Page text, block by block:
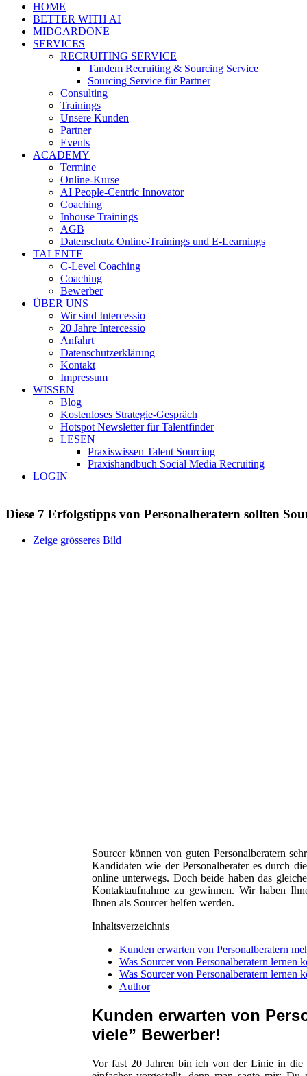
HOME
BETTER WITH AI
MIDGARDONE
SERVICES
RECRUITING SERVICE
Tandem Recruiting & Sourcing Service
Sourcing Service für Partner
Consulting
Trainings
Unsere Kunden
Partner
Events
ACADEMY
Termine
Online-Kurse
AI People-Centric Innovator
Coaching
Inhouse Trainings
AGB
Datenschutz Online-Trainings und E-Learnings
TALENTE
C-Level Coaching
Coaching
Bewerber
ÜBER UNS
Wir sind Intercessio
20 Jahre Intercessio
Anfahrt
Datenschutzerklärung
Kontakt
Impressum
WISSEN
Blog
Kostenloses Strategie-Gespräch
Hotspot Newsletter für Talentfinder
LESEN
Praxiswissen Talent Sourcing
Praxishandbuch Social Media Recruiting
LOGIN
Diese 7 Erfolgstipps von Personalberatern sollten
Zeige grösseres Bild
Sourcer können von guten Personalberatern
Kandidaten wie der Personalberater es durch
online unterwegs. Doch beide haben das
Kontaktaufnahme zu gewinnen. Wir haben
Ihnen als Sourcer helfen werden.
Inhaltsverzeichnis
Kunden erwarten von Personalberatern
Was Sourcer von Personalberatern lernen
Was Sourcer von Personalberatern lernen
Author
Kunden erwarten von
viele” Bewerber!
Vor fast 20 Jahren bin ich von der Linie in die